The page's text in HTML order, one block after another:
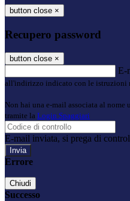
button close ×
Recupero password
button close ×
E-
all'indirizzo indicato con le istruzioni
Non hai una e-mail associata al nome
tramite la Login Spaggiari
E-mail inviata, si prega di
Errore
Chiudi
Successo